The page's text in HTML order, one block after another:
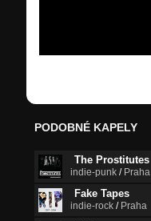
PODOBNÉ KAPELY
The Prostitutes
indie-punk / Praha
Fake Tapes
indie-rock / Praha